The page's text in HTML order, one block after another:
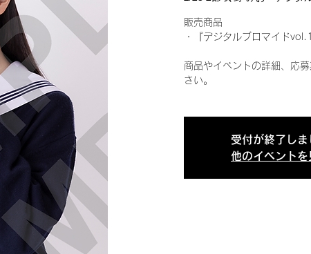
販売商品
・『デジタルブロマイド
商品やイベントの詳細、応
さい。
受付が終了しま
他のイベントを